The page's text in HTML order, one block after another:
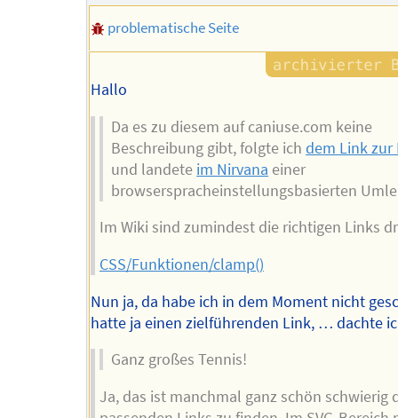
problematische Seite
Hallo
Da es zu diesem auf caniuse.com keine
Beschreibung gibt, folgte ichdem Link zur
und landete im Nirvana einer
browserspracheinstellungsbasierten
Im Wiki sind zumindest die richtigen Links
CSS/Funktionen/clamp()
Nun ja, da habe ich in dem Moment nicht
hatte ja einen zielführenden Link, … dachte
Ganz großes Tennis!
Ja, das ist manchmal ganz schön schwierig